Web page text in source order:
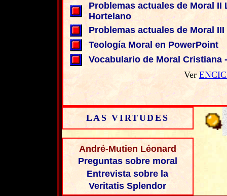
Problemas actuales de Moral
Hortelano
Problemas actuales de Moral
Teología Moral en PowerPoint
Vocabulario de Moral Cristiana
Ver
LAS VIRTUDES
André-Mutien Léonard
Preguntas sobre moral
Entrevista sobre la
Veritatis Splendor